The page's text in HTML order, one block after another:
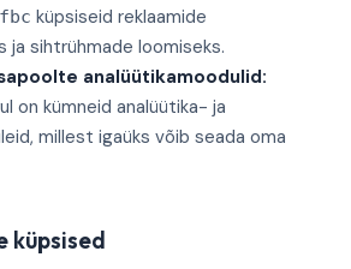
_fbc küpsiseid reklaamide
ja sihtrühmade loomiseks.
analüütikamoodulid:
on kümneid analüütika- ja
millest igaüks võib seada oma
küpsised